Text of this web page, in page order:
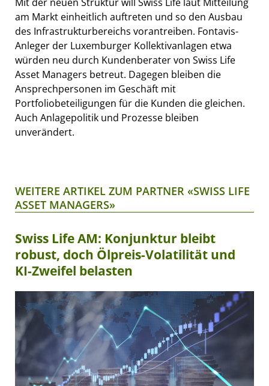
am Markt einheitlich auftreten und so den Ausbau
des Infrastrukturbereichs vorantreiben. Fontavis-
Anleger der Luxemburger Kollektivanlagen etwa
würden neu durch Kundenberater von Swiss Life
Asset Managers betreut. Dagegen bleiben die
Ansprechpersonen im Geschäft mit
Portfoliobeteiligungen für die Kunden die gleichen.
Auch Anlagepolitik und Prozesse bleiben
unverändert.
WEITERE ARTIKEL ZUM PARTNER «SWISS LIFE
ASSET MANAGERS»
Swiss Life AM: Konjunktur bleibt
robust, doch Ölpreis-Volatilität und
KI-Zweifel belasten